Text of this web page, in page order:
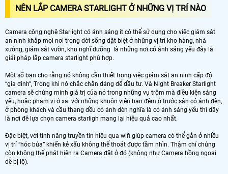
NÊN LẮP CAMERA STARLIGHT Ở NHỮNG VỊ TRÍ NÀO
Camera công nghệ Starlight có ánh sáng ít có thể sử dụng cho việc giám sát
an ninh khắp mọi nơi trong đời sống đặt biệt ở những vị trí kho hàng, nhà
xưởng, giám sát vườn, khu nghĩ dưỡng là những nơi có ánh sáng yếu đây là
giải pháp lắp camera starlight phù hợp.
Một số bạn cho rằng nó không cần thiết trong việc giám sát an ninh cấp độ
“gia đình”, Trong khi nó chắc chắn đáng để đầu tư. Và Night Breaker Starlight
camera sẽ chứng minh giá trị của nó trong những vụ trộm mà điều kiện sáng
yếu, hoặc phạm vi ở xa. với những khuôn viên ban đêm ở trước sân có ánh đèn,
ở phòng khách và cầu thang đều có ánh đèn nghĩa là có ánh sáng yếu thì đây
là nơi đê lựa chọn camera starligh mang lại hiệu quả cao nhất.
Đặc biệt, với tính năng truyền tín hiệu qua wifi giúp camera có thể gắn ở nhiều
vị trí “hóc búa” khiến kẻ xấu không thể thoát được tầm nhìn. Thậm chí chúng
còn không thể phát hiện ra Camera đặt ở đó (không như Camera hồng ngoại
dễ bị lộ).